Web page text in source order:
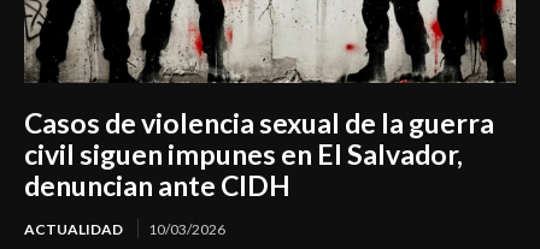
Casos de violencia sexual de la guerra
civil siguen impunes en El Salvador,
denuncian ante CIDH
ACTUALIDAD 10/03/2026